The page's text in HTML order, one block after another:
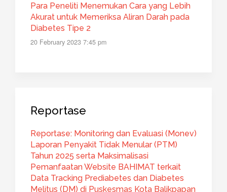
Para Peneliti Menemukan Cara yang Lebih
Akurat untuk Memeriksa Aliran Darah pada
Diabetes Tipe 2
20 February 2023 7:45 pm
Reportase
Reportase: Monitoring dan Evaluasi (Monev)
Laporan Penyakit Tidak Menular (PTM)
Tahun 2025 serta Maksimalisasi
Pemanfaatan Website BAHIMAT terkait
Data Tracking Prediabetes dan Diabetes
Melitus (DM) di Puskesmas Kota Balikpapan